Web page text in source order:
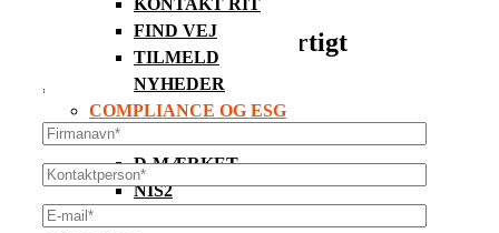
KONTAKT RIT
FIND VEJ
TILMELD
NYHEDER
COMPLIANCE OG ESG
D-MÆRKET
NIS2
…vi vender tilbage hurtigt
* = Obligatorisk felt